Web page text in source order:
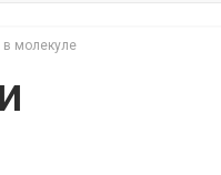
в молекуле